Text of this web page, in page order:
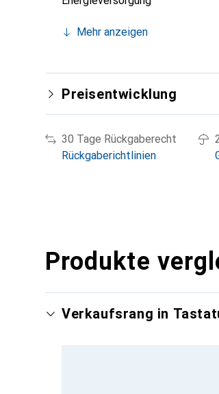
Mehr anzeigen
Preisentwicklung
30 Tage Rückgaberecht
Rückgaberichtlinien
Produkte
Verkaufsrang in